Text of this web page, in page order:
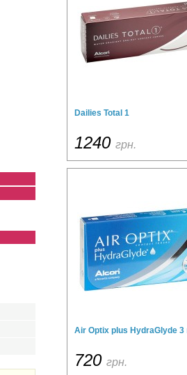
Dailies Total 1
1240 грн.
Air Optix plus HydraGlyde 3
720 грн.